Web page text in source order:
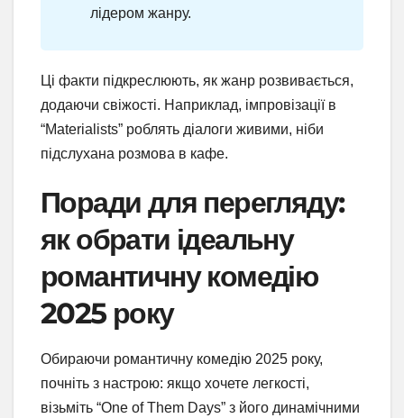
лідером жанру.
Ці факти підкреслюють, як жанр розвивається,
додаючи свіжості. Наприклад, імпровізації в
“Materialists” роблять діалоги живими, ніби
підслухана розмова в кафе.
Поради для перегляду:
як обрати ідеальну
романтичну комедію
2025 року
Обираючи романтичну комедію 2025 року,
почніть з настрою: якщо хочете легкості,
візьміть “One of Them Days” з його динамічними